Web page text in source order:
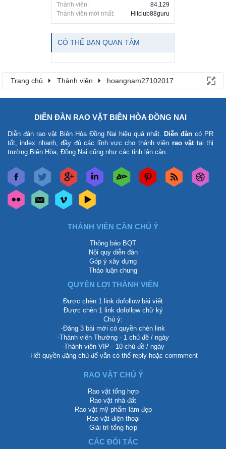
Thành viên:
84,129
Thành viên mới nhất:
Hitclub88guru
CÓ THỂ BẠN QUAN TÂM
Trang chủ Thành viên hoangnam27102017
DIỄN ĐÀN RAO VẶT BIÊN HÒA ĐỒNG NAI
Diễn đàn rao vặt Biên Hòa Đồng Nai hiệu quả nhất. Diễn đàn có PR
tốt, index nhanh, đầy đủ các lĩnh vực cho thành viên rao vặttại thị
trường Biên Hòa, Đồng Nai cũng như các tỉnh lân cận.
THÀNH VIÊN CẦN CHÚ Ý
Thông báo BQT
Nội quy diễn đàn
Góp ý xây dựng
Thảo luận chung
QUYỀN LỢI THÀNH VIÊN
Được chèn 1 link dofollow bài viết
Được chèn 1 link dofollow chữ ký
Chú ý:
-Đăng 3 bài mới có quyền chèn link
-Thành viên Thường - 1 chủ đề / ngày
-Thành viên VIP - 10 chủ đề / ngày
-Hết quyền đăng chủ để vẫn có thể reply hoặc commment
RAO VẶT CHÚ Ý
Rao vặt tổng hợp
Rao vặt nhà đất
Rao vặt mỹ phẩm làm đẹp
Rao vặt điện thoại
Giải trí tổng hợp
CÁC ĐỐI TÁC